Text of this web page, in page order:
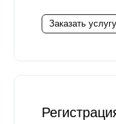
Заказать услугу